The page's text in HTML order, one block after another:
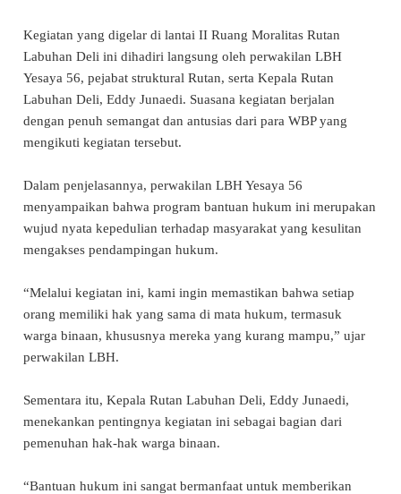
Kegiatan yang digelar di lantai II Ruang Moralitas Rutan
Labuhan Deli ini dihadiri langsung oleh perwakilan LBH
Yesaya 56, pejabat struktural Rutan, serta Kepala Rutan
Labuhan Deli, Eddy Junaedi. Suasana kegiatan berjalan
dengan penuh semangat dan antusias dari para WBP yang
mengikuti kegiatan tersebut.
Dalam penjelasannya, perwakilan LBH Yesaya 56
menyampaikan bahwa program bantuan hukum ini merupakan
wujud nyata kepedulian terhadap masyarakat yang kesulitan
mengakses pendampingan hukum.
“Melalui kegiatan ini, kami ingin memastikan bahwa setiap
orang memiliki hak yang sama di mata hukum, termasuk
warga binaan, khususnya mereka yang kurang mampu,” ujar
perwakilan LBH.
Sementara itu, Kepala Rutan Labuhan Deli, Eddy Junaedi,
menekankan pentingnya kegiatan ini sebagai bagian dari
pemenuhan hak-hak warga binaan.
“Bantuan hukum ini sangat bermanfaat untuk memberikan